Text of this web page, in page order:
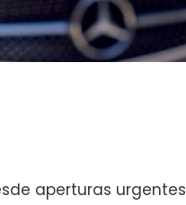
aperturas urgentes